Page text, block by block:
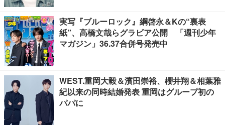
実写『ブルーロック』綱啓永＆Kの“裏表
紙”、高橋文哉らグラビア公開 「週刊少年
マガジン」36.37合併号発売中
WEST.重岡大毅＆濱田崇裕、櫻井翔＆相葉雅
紀以来の同時結婚発表 重岡はグループ初の
パパに